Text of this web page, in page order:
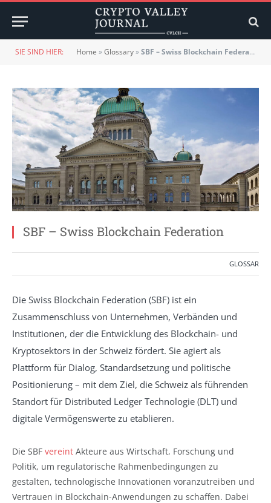
SIE SIND HIER: Home »Glossary»SBF – Swiss Blockchain Federation
SBF – Swiss Blockchain Federation
GLOSSAR
Die Swiss Blockchain Federation (SBF) ist ein
Zusammenschluss von Unternehmen, Verbänden und
Institutionen, der die Entwicklung des Blockchain- und
Kryptosektors in der Schweiz fördert. Sie agiert als
Plattform für Dialog, Standardsetzung und politische
Positionierung – mit dem Ziel, die Schweiz als führenden
Standort für Distributed Ledger Technologie (DLT) und
digitale Vermögenswerte zu etablieren.
Die SBF vereint Akteure aus Wirtschaft, Forschung und
Politik, um regulatorische Rahmenbedingungen zu
gestalten, technologische Innovationen voranzutreiben und
Vertrauen in Blockchain-Anwendungen zu schaffen. Dabei